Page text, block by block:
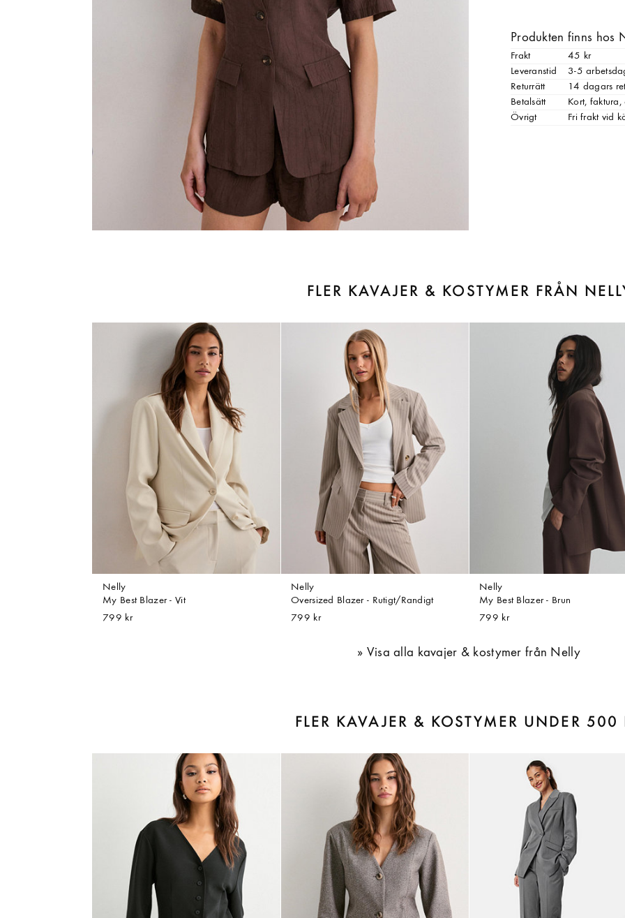
Produkten finns hos
Frakt
45 kr
Leveranstid
3-5
Returrätt
14 dagars
Betalsätt
Kort,
Övrigt
Fri frakt vid
FLER KAVAJER & KOSTYMER FRÅN
Nelly
My Best Blazer - Vit
799 kr
Nelly
Oversized Blazer - Rutigt/Randigt
799 kr
Nelly
My Best Blazer - Brun
799 kr
Visa alla kavajer & kostymer från Nelly
FLER KAVAJER & KOSTYMER UNDER 500